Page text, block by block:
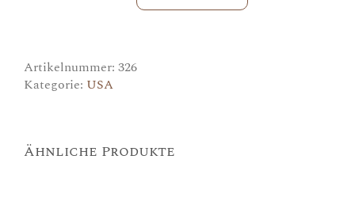
Artikelnummer: 326
Kategorie: USA
Ähnliche Produkte